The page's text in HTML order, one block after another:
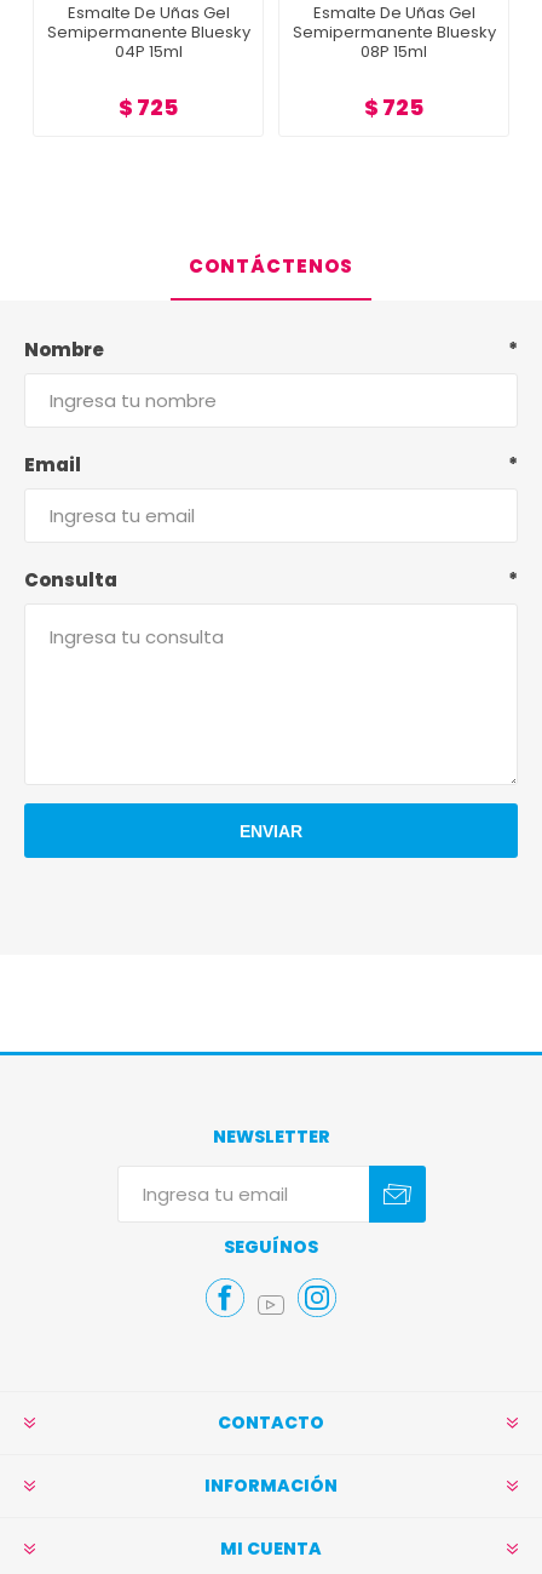
Esmalte De Uñas Gel
Semipermanente Bluesky
04P 15ml
$ 725
Esmalte De Uñas Gel
Semipermanente Bluesky
08P 15ml
$ 725
CONTÁCTENOS
Nombre *
Email *
Consulta *
NEWSLETTER
SEGUÍNOS
CONTACTO
INFORMACIÓN
MI CUENTA